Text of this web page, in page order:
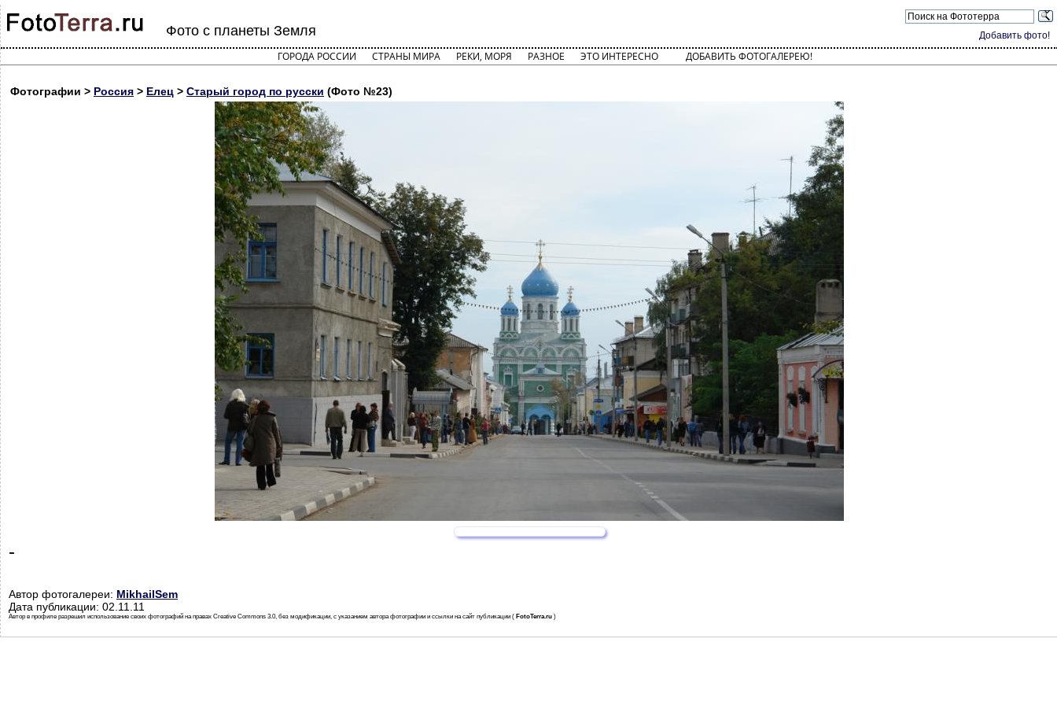
Добавить фото!
Фото с планеты Земля
ГОРОДА РОССИИ СТРАНЫ МИРА РЕКИ, МОРЯ РАЗНОЕ ЭТО ИНТЕРЕСНО ДОБАВИТЬ ФОТОГАЛЕРЕЮ!
Фотографии > Россия > Елец > Старый город по русски (Фото №23)
-
Автор фотогалереи: MikhailSem
Дата публикации: 02.11.11
Автор в профиле разрешил использование своих фотографий на правах Creative Commons 3.0, без модификации, с указанием автора фотографии и ссылки на сайт публикации ( FotoTerra.ru )